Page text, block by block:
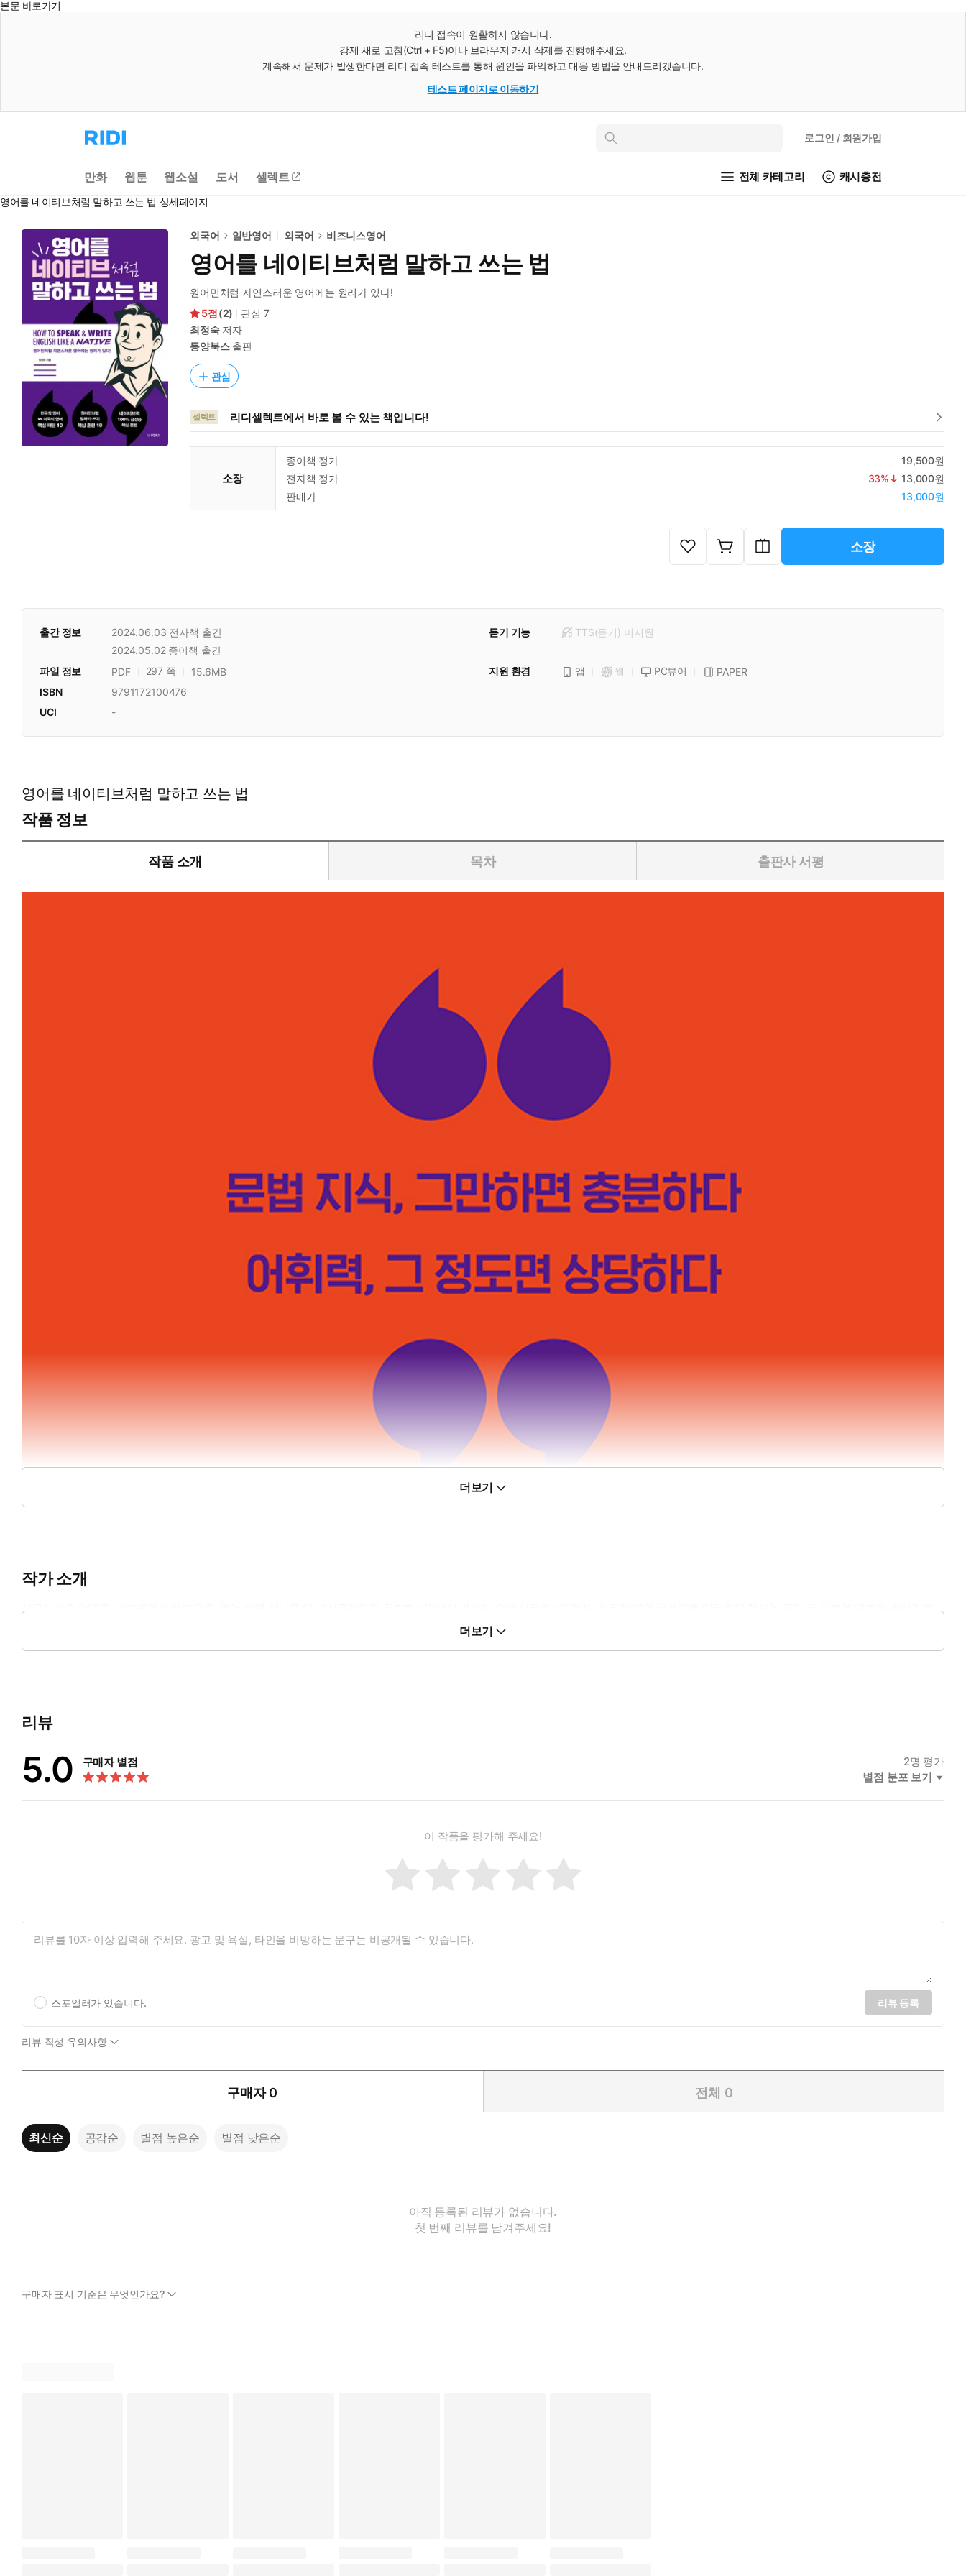
본문 바로가기
리디 접속이 원활하지 않습니다.
강제 새로 고침(Ctrl + F5)이나 브라우저 캐시 삭제를 진행해주세요.
계속해서 문제가 발생한다면 리디 접속 테스트를 통해 원인을 파악하고 대응 방법을 안내드리겠습니다.
테스트 페이지로 이동하기
리
디
으
로
동
인
로그인 / 회원가입
만화 웹툰 웹소설 도서 셀렉트 전체 카테고리 캐시충전
영어를 네이티브처럼 말하고 쓰는 법 상세페이지
외국어 일반영어 외국어 비즈니스영어
영어를 네이티브처럼 말하고 쓰는 법
원어민처럼 자연스러운 영어에는 원리가 있다!
5
(2) 관심 7
최정숙저자
동양북스출판
관심
셀렉트 리디셀렉트에서 바로 볼 수 있는 책입니다!
소장
종이책 정가
19,500원
전자책 정가
33%↓ 13,000원
판매가
13,000원
소장
출간 정보 2024.06.03 전자책 출간
2024.05.02 종이책 출간
듣기 기능 TTS(듣기) 미지원
파일 정보 PDF 297 쪽 15.6MB 지원 환경 앱 웹 PC뷰어
PAPER
ISBN
9791172100476
UCI
-
영어를 네이티브처럼 말하고 쓰는 법
작품 정보
작품 소개 목차 출판사 서평
더보기
작가 소개
상고에서 야간대로, 대학원에서 유학으로, 영어 실력 하나로 미 박사과정까지 진학한 <미국식 영작문 수업 시리즈>의 저자. 논리적 영어 글쓰기에 매달리며 작문에 도가 튼 덕분에 대학원 졸업과 함
께 '최우수논문상'을 수상하기도 했다. 미 캘리포니아 주립대에서 문화인류학 박사과정 재학 당시 학부생의 글쓰기 등을 지도하며 끊임없이 도전한 끝에 결국 영어 학습의 최고 경지인 고급 영작문에
가닿았다. 한국에 돌아온 후로는 제도권·비제도권 교육기관을 넘나들며 토종 한국인을 위한 고급 영어 글쓰기 강의를 꾸준히 이어오고 있다..
더보기
리뷰
5.0 구매자 별점 2명 평가
별점 분포 보기
이 작품을 평가해 주세요!
스포일러가 있습니다. 리뷰 등록
리뷰 작성 유의사항
구매자 0 전체 0
최신순 공감순 별점 높은순 별점 낮은순
아직 등록된 리뷰가 없습니다.
첫 번째 리뷰를 남겨주세요!
구매자 표시 기준은 무엇인가요?